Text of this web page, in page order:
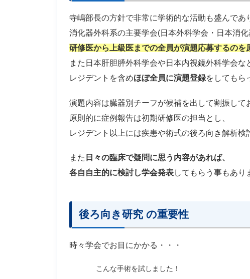
寺嶋部長の方針で非常に学術的な活動も盛んであ
消化器外科系の主要学会(日本外科学会・日本消
研修医から上級医までの全員が演題応募するのを
また日本肝胆膵外科学会や日本内視鏡外科学会な
レジデントを含めほぼ全員に演題登録をしてもら
演題内容は臓器別チーフが候補を出して割振して
原則的に症例報告は初期研修医の担当とし、
レジデント以上には疾患や術式の後ろ向き解析検
また 日々の臨床で疑問に思う内容があれば、
各自自主的に検討し学会発表してもらう事もあり
後ろ向き研究 の重要性
時々学会でお目にかかる・・・
こんな手術を試しました！